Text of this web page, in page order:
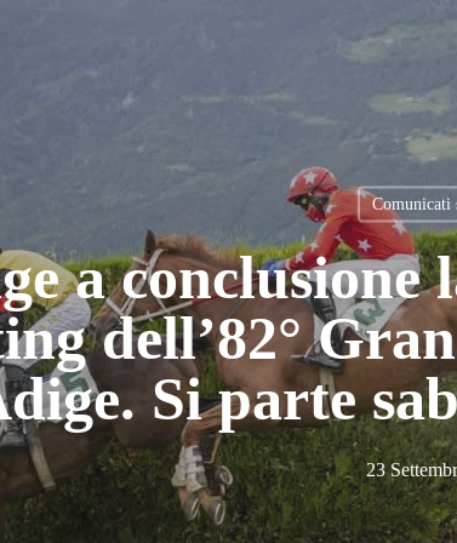
Comunicati
a
dell’82°
Si parte
23